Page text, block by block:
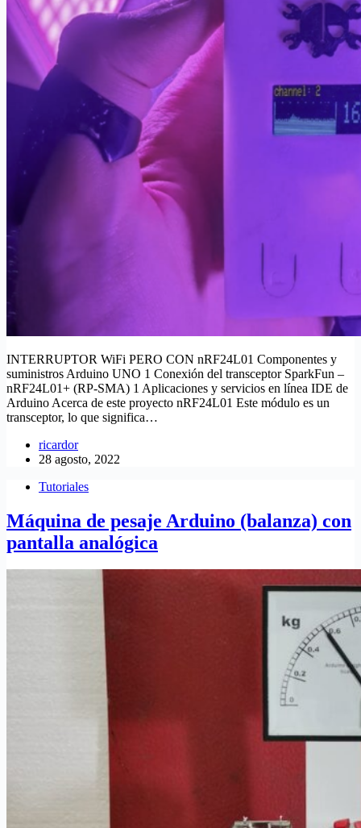
INTERRUPTOR WiFi PERO CON nRF24L01 Componentes y
suministros Arduino UNO 1 Conexión del transceptor SparkFun –
nRF24L01+ (RP-SMA) 1 Aplicaciones y servicios en línea IDE de
Arduino Acerca de este proyecto nRF24L01 Este módulo es un
transceptor, lo que significa…
ricardor
28 agosto, 2022
Tutoriales
Máquina de pesaje Arduino (balanza) con
pantalla analógica